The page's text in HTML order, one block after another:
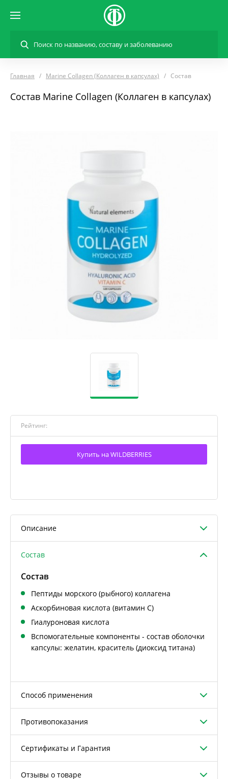
Главная Marine Collagen (Коллаген в капсулах) Состав
Состав Marine Collagen (Коллаген в капсулах)
Рейтинг:
Купить на WILDBERRIES
Описание
Состав
Состав
Пептиды морского (рыбного) коллагена
Аскорбиновая кислота (витамин С)
Гиалуроновая кислота
Вспомогательные компоненты - состав оболочки
капсулы: желатин, краситель (диоксид титана)
Способ применения
Противопоказания
Сертификаты и Гарантия
Отзывы о товаре